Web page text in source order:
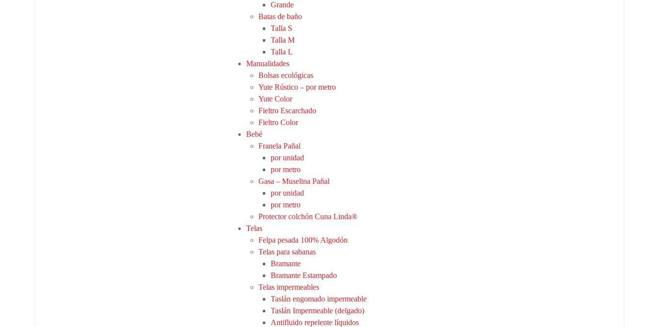
Grande
Batas de baño
Talla S
Talla M
Talla L
Manualidades
Bolsas ecológicas
Yute Rústico – por metro
Yute Color
Fieltro Escarchado
Fieltro Color
Bebé
Franela Pañal
por unidad
por metro
Gasa – Muselina Pañal
por unidad
por metro
Protector colchón Cuna Linda®
Telas
Felpa pesada 100% Algodón
Telas para sabanas
Bramante
Bramante Estampado
Telas impermeables
Taslán engomado impermeable
Taslán Impermeable (delgado)
Antifluido repelente líquidos